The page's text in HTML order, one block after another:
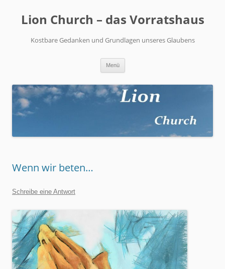
springen
Lion Church – das Vorratshaus
Kostbare Gedanken und Grundlagen unseres Glaubens
Menü
Wenn wir beten…
Schreibe eine Antwort